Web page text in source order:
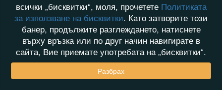
всички „бисквитки“, моля, прочетете Политиката
за използване на бисквитки. Като затворите този
банер, продължите разглеждането, натиснете
върху връзка или по друг начин навигирате в
сайта, Вие приемате употребата на „бисквитки“.
Разбрах